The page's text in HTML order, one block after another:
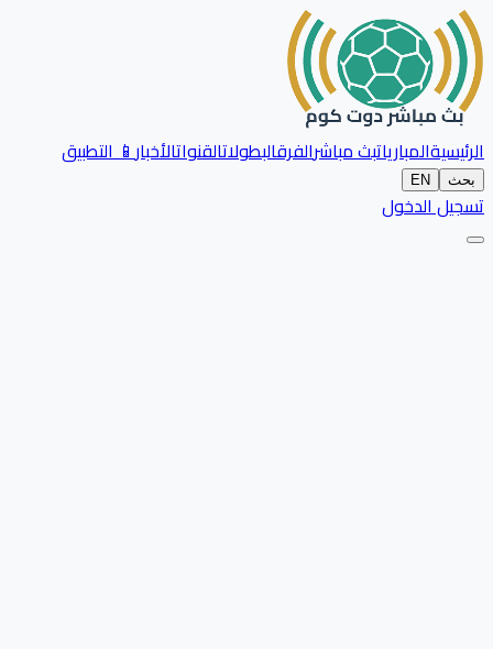
الرئيسيةالمبارياتبث مباشرالفرقالبطولاتالقنواتالأخبار📱 التطبيق
بحث EN
تسجيل الدخول